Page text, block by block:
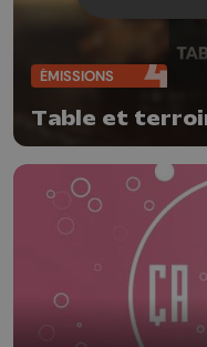
ÉMISSIONS
Table et